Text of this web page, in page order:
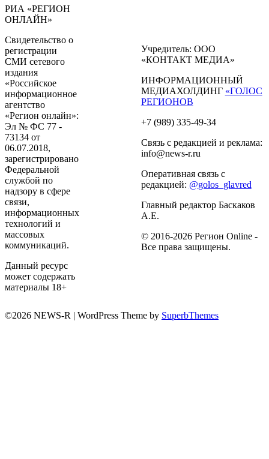
РИА «РЕГИОН
ОНЛАЙН»
Свидетельство о
регистрации
СМИ сетевого
издания
«Российское
информационное
агентство
«Регион онлайн»:
Эл № ФС 77 -
73134 от
06.07.2018,
зарегистрировано
Федеральной
службой по
надзору в сфере
связи,
информационных
технологий и
массовых
коммуникаций.
Данный ресурс
может содержать
материалы 18+
Учредитель: ООО
«КОНТАКТ МЕДИА»
ИНФОРМАЦИОННЫЙ
МЕДИАХОЛДИНГ «ГОЛОС
РЕГИОНОВ
+7 (989) 335-49-34
Связь с редакцией и реклама:
info@news-r.ru
Оперативная связь с
редакцией: @golos_glavred
Главный редактор Баскаков
А.Е.
© 2016-2026 Регион Online -
Все права защищены.
©2026 NEWS-R | WordPress Theme by SuperbThemes